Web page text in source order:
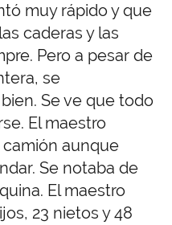
muy rápido y que
caderas y las
Pero a pesar de
se
Se ve que todo
El maestro
aunque
Se notaba de
El maestro
23 nietos y 48